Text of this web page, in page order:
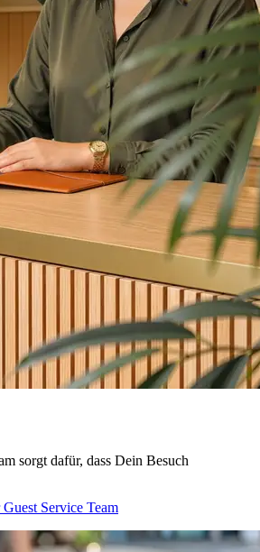
sorgt dafür, dass Dein Besuch
Service Team